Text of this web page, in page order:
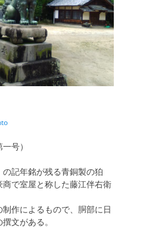
号）
記年銘が残る青銅製の狛
で室屋と称した藤江伴右衛
作によるもので、胴部に日
文がある。